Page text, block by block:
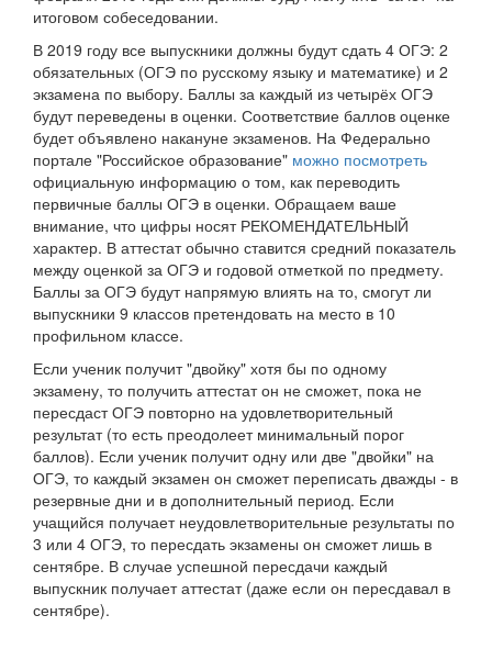
итоговом собеседовании.
В 2019 году все выпускники должны будут сдать 4 ОГЭ: 2
обязательных (ОГЭ по русскому языку и математике) и 2
экзамена по выбору. Баллы за каждый из четырёх ОГЭ
будут переведены в оценки. Соответствие баллов оценке
будет объявлено накануне экзаменов. На Федерально
портале "Российское образование" можно посмотреть
официальную информацию о том, как переводить
первичные баллы ОГЭ в оценки. Обращаем ваше
внимание, что цифры носят РЕКОМЕНДАТЕЛЬНЫЙ
характер. В аттестат обычно ставится средний показатель
между оценкой за ОГЭ и годовой отметкой по предмету.
Баллы за ОГЭ будут напрямую влиять на то, смогут ли
выпускники 9 классов претендовать на место в 10
профильном классе.
Если ученик получит "двойку" хотя бы по одному
экзамену, то получить аттестат он не сможет, пока не
пересдаст ОГЭ повторно на удовлетворительный
результат (то есть преодолеет минимальный порог
баллов). Если ученик получит одну или две "двойки" на
ОГЭ, то каждый экзамен он сможет переписать дважды - в
резервные дни и в дополнительный период. Если
учащийся получает неудовлетворительные результаты по
3 или 4 ОГЭ, то пересдать экзамены он сможет лишь в
сентябре. В случае успешной пересдачи каждый
выпускник получает аттестат (даже если он пересдавал в
сентябре).